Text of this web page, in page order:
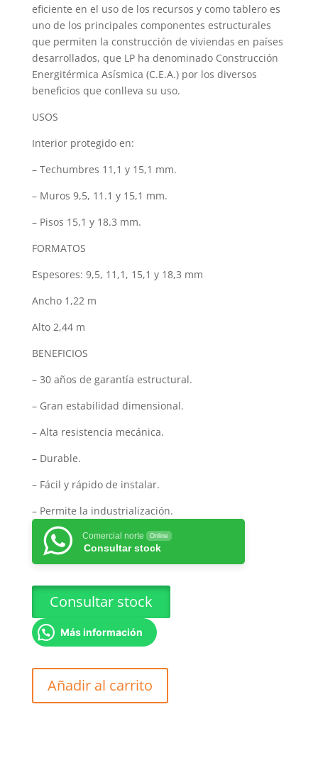
eficiente en el uso de los recursos y como tablero es
uno de los principales componentes estructurales
que permiten la construcción de viviendas en países
desarrollados, que LP ha denominado Construcción
Energitérmica Asísmica (C.E.A.) por los diversos
beneficios que conlleva su uso.
USOS
Interior protegido en:
– Techumbres 11,1 y 15,1 mm.
– Muros 9,5, 11.1 y 15,1 mm.
– Pisos 15,1 y 18.3 mm.
FORMATOS
Espesores: 9,5, 11,1, 15,1 y 18,3 mm
Ancho 1,22 m
Alto 2,44 m
BENEFICIOS
– 30 años de garantía estructural.
– Gran estabilidad dimensional.
– Alta resistencia mecánica.
– Durable.
– Fácil y rápido de instalar.
– Permite la industrialización.
Comercial norte Online
Consultar stock
Consultar stock
Más información
ESTRUCTURAL
OSB
Añadir al carrito